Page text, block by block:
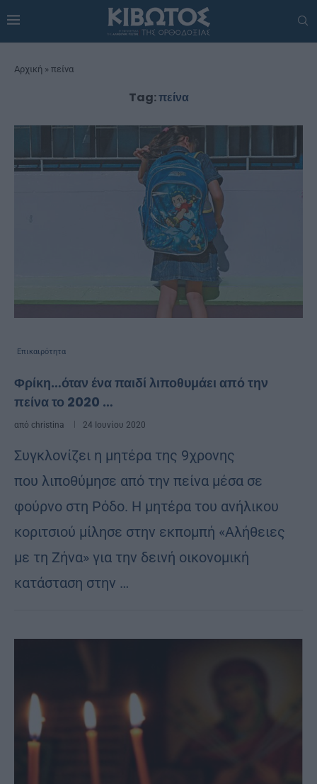
Αρχική » πείνα
Tag:πείνα
Επικαιρότητα
Φρίκη…όταν ένα παιδί λιποθυμάει από την
πείνα το 2020 …
από christina 24 Ιουνίου 2020
Συγκλονίζει η μητέρα της 9χρονης
που λιποθύμησε από την πείνα μέσα σε
φούρνο στη Ρόδο. Η μητέρα του ανήλικου
κοριτσιού μίλησε στην εκπομπή «Αλήθειες
με τη Ζήνα» για την δεινή οικονομική
κατάσταση στην …